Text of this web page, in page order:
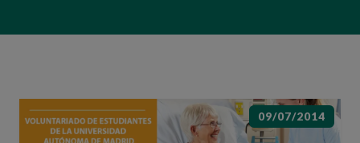
09/07/2014